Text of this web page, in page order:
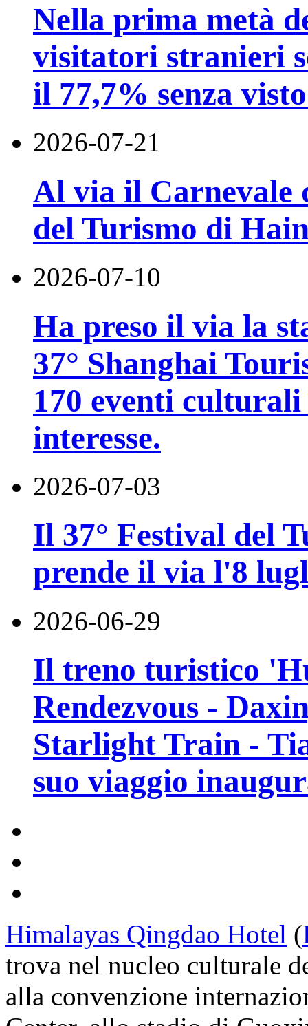
Nella prima metà
visitatori stranieri
il 77,7% senza
2026-07-21
Al via il Carnevale
del Turismo di
2026-07-10
Ha preso il via la
37° Shanghai
170 eventi
interesse.
2026-07-03
Il 37° Festival del
prende il via l'8
2026-06-29
Il treno turistico
Rendezvous -
Starlight Train -
suo viaggio
Himalayas Qingdao Hotel (
trova nel nucleo culturale
alla convenzione